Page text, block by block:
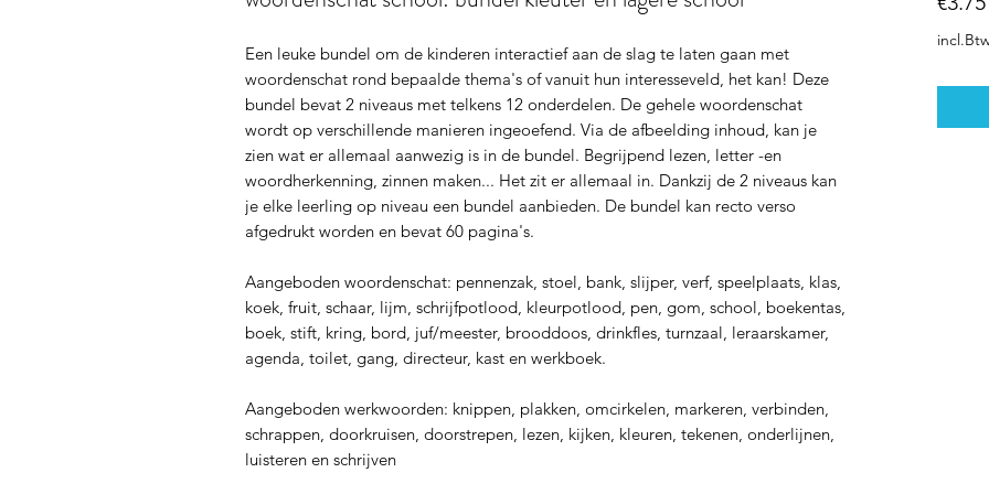
Een leuke bundel om de kinderen interactief aan de slag te laten gaan met
woordenschat rond bepaalde thema's of vanuit hun interesseveld, het kan! Deze
bundel bevat 2 niveaus met telkens 12 onderdelen. De gehele woordenschat
wordt op verschillende manieren ingeoefend. Via de afbeelding inhoud, kan je
zien wat er allemaal aanwezig is in de bundel. Begrijpend lezen, letter -en
woordherkenning, zinnen maken... Het zit er allemaal in. Dankzij de 2 niveaus kan
je elke leerling op niveau een bundel aanbieden. De bundel kan recto verso
afgedrukt worden en bevat 60 pagina's.
Aangeboden woordenschat: pennenzak, stoel, bank, slijper, verf, speelplaats, klas,
koek, fruit, schaar, lijm, schrijfpotlood, kleurpotlood, pen, gom, school, boekentas,
boek, stift, kring, bord, juf/meester, brooddoos, drinkfles, turnzaal, leraarskamer,
agenda, toilet, gang, directeur, kast en werkboek.
Aangeboden werkwoorden: knippen, plakken, omcirkelen, markeren, verbinden,
schrappen, doorkruisen, doorstrepen, lezen, kijken, kleuren, tekenen, onderlijnen,
luisteren en schrijven